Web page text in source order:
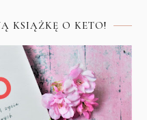
KSIĄŻKĘ O KETO!